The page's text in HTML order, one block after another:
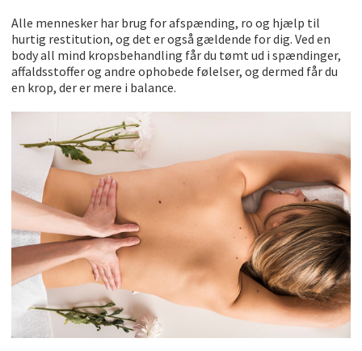
Alle mennesker har brug for afspænding, ro og hjælp til
hurtig restitution, og det er også gældende for dig. Ved en
body all mind kropsbehandling får du tømt ud i spændinger,
affaldsstoffer og andre ophobede følelser, og dermed får du
en krop, der er mere i balance.